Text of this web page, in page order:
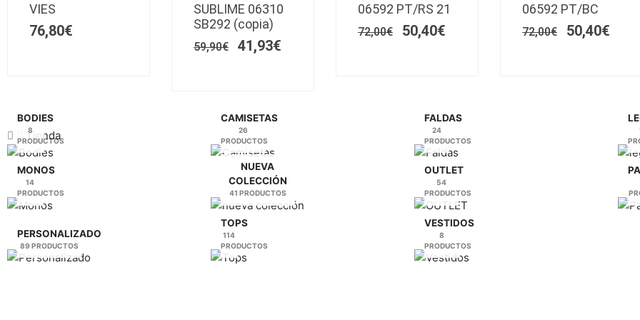
VIES
76,80€
Las
opciones
se
la
de
producto
SUBLIME 06310
SB292 (copia)
59,90€
59,90€.
41,93€
41,93€.
Las
opciones
página
de
producto
06592 PT/RS 21
72,00€
72,00€.
50,40€
50,40€.
Las
opciones
06592 PT/BC
72,00€
72,00€.
50,40€
Tienda
BODIES
8
PRODUCTOS
CAMISETAS
26
PRODUCTOS
FALDAS
24
PRODUCTOS
MONOS
14
PRODUCTOS
NUEVA
COLECCIÓN
41 PRODUCTOS
OUTLET
54
PRODUCTOS
PERSONALIZADO
89 PRODUCTOS
TOPS
114
PRODUCTOS
VESTIDOS
8
PRODUCTOS